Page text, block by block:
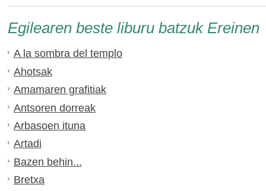
Egilearen beste liburu batzuk Ereinen
A la sombra del templo
Ahotsak
Amamaren grafitiak
Antsoren dorreak
Arbasoen ituna
Artadi
Bazen behin...
Bretxa